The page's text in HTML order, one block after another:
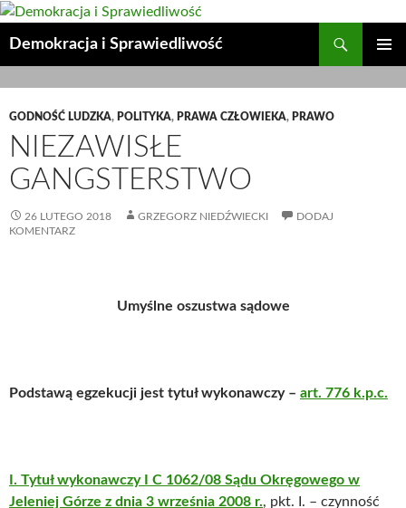
Przejdź
treści
Demokracja i Sprawiedliwość
GODNOŚĆ LUDZKA, POLITYKA, PRAWA CZŁOWIEKA, PRAWO
NIEZAWISŁE
GANGSTERSTWO
26 LUTEGO 2018 GRZEGORZ NIEDŹWIECKI
DODAJ
KOMENTARZ
Umyślne oszustwa sądowe
Podstawą egzekucji jest tytuł wykonawczy – art. 776 k.p.c.
I. Tytuł wykonawczy I C 1062/08 Sądu Okręgowego w
Jeleniej Górze z dnia 3 września 2008 r., pkt. I. – czynność